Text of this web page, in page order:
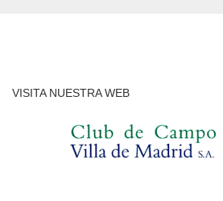
VISITA NUESTRA WEB